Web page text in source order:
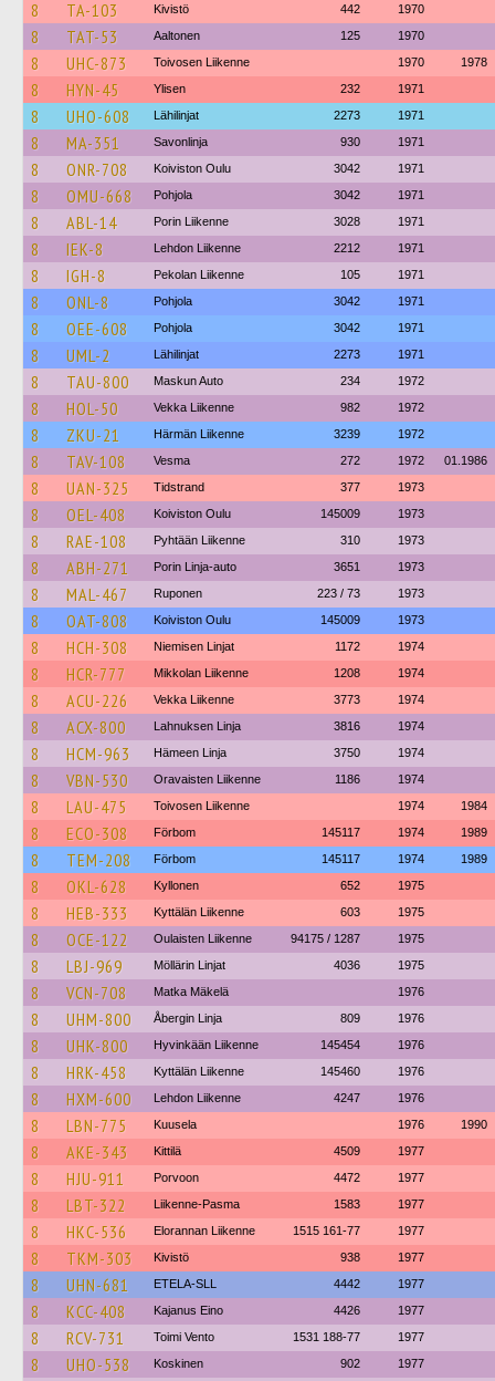
8 TA-103 Kivistö 442 1970
8 TAT-53 Aaltonen 125 1970
8 UHC-873 Toivosen Liikenne 1970 1978
8 HYN-45 Ylisen 232 1971
8 UHO-608 Lähilinjat 2273 1971
8 MA-351 Savonlinja 930 1971
8 ONR-708 Koiviston Oulu 3042 1971
8 OMU-668 Pohjola 3042 1971
8 ABL-14 Porin Liikenne 3028 1971
8 IEK-8 Lehdon Liikenne 2212 1971
8 IGH-8 Pekolan Liikenne 105 1971
8 ONL-8 Pohjola 3042 1971
8 OEE-608 Pohjola 3042 1971
8 UML-2 Lähilinjat 2273 1971
8 TAU-800 Maskun Auto 234 1972
8 HOL-50 Vekka Liikenne 982 1972
8 ZKU-21 Härmän Liikenne 3239 1972
8 TAV-108 Vesma 272 1972 01.1986
8 UAN-325 Tidstrand 377 1973
8 OEL-408 Koiviston Oulu 145009 1973
8 RAE-108 Pyhtään Liikenne 310 1973
8 ABH-271 Porin Linja-auto 3651 1973
8 MAL-467 Ruponen 223 / 73 1973
8 OAT-808 Koiviston Oulu 145009 1973
8 HCH-308 Niemisen Linjat 1172 1974
8 HCR-777 Mikkolan Liikenne 1208 1974
8 ACU-226 Vekka Liikenne 3773 1974
8 ACX-800 Lahnuksen Linja 3816 1974
8 HCM-963 Hämeen Linja 3750 1974
8 VBN-530 Oravaisten Liikenne 1186 1974
8 LAU-475 Toivosen Liikenne 1974 1984
8 ECO-308 Förbom 145117 1974 1989
8 TEM-208 Förbom 145117 1974 1989
8 OKL-628 Kyllonen 652 1975
8 HEB-333 Kyttälän Liikenne 603 1975
8 OCE-122 Oulaisten Liikenne 94175 / 1287 1975
8 LBJ-969 Möllärin Linjat 4036 1975
8 VCN-708 Matka Mäkelä 1976
8 UHM-800 Åbergin Linja 809 1976
8 UHK-800 Hyvinkään Liikenne 145454 1976
8 HRK-458 Kyttälän Liikenne 145460 1976
8 HXM-600 Lehdon Liikenne 4247 1976
8 LBN-775 Kuusela 1976 1990
8 AKE-343 Kittilä 4509 1977
8 HJU-911 Porvoon 4472 1977
8 LBT-322 Liikenne-Pasma 1583 1977
8 HKC-536 Elorannan Liikenne 1515 161-77 1977
8 TKM-303 Kivistö 938 1977
8 UHN-681 ETELA-SLL 4442 1977
8 KCC-408 Kajanus Eino 4426 1977
8 RCV-731 Toimi Vento 1531 188-77 1977
8 UHO-538 Koskinen 902 1977